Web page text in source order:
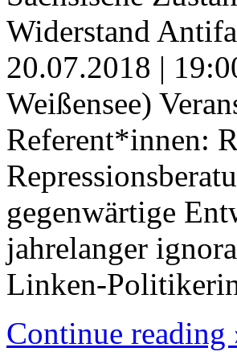
Widerstand
20.07.2018 |
Weißensee)
Referent*innen:
gegenwärtige
jahrelanger
Linken-
Continue reading